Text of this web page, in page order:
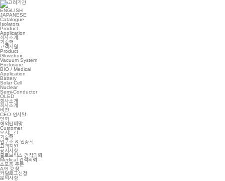
ENGLISH
JAPANESE
Catalogue
Isolators
Product
Application
회사소개
기술력
고객지원
Product
Glovebox
Vacuum System
Enclosure
BIO / Medical
Application
Battery
Solar Cell
Nuclear
Semi-Conductor
OLED
회사소개
회사소개
비전
CEO 인사말
연혁
해외판매망
Customer
오시는길
기술력
연구소 & 인증서
고객지원
공지사항
글로브박스 견적의뢰
Medical 견적의뢰
소모품 주문
A/S 요청
카달로그신청
문의사항